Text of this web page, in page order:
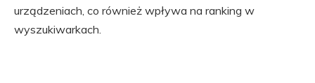
urządzeniach, co również wpływa na ranking w
wyszukiwarkach.